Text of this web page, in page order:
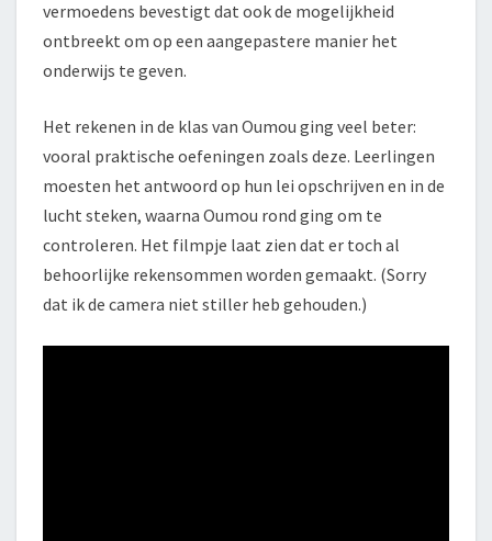
vermoedens bevestigt dat ook de mogelijkheid
ontbreekt om op een aangepastere manier het
onderwijs te geven.
Het rekenen in de klas van Oumou ging veel beter:
vooral praktische oefeningen zoals deze. Leerlingen
moesten het antwoord op hun lei opschrijven en in de
lucht steken, waarna Oumou rond ging om te
controleren. Het filmpje laat zien dat er toch al
behoorlijke rekensommen worden gemaakt. (Sorry
dat ik de camera niet stiller heb gehouden.)